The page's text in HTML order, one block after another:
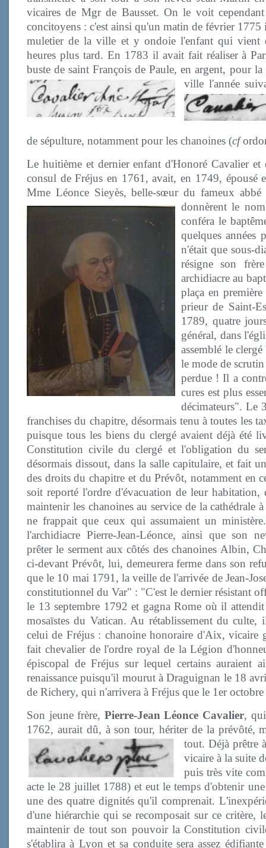
vicaires de Mgr de Bausset. On le voit
concitoyens : c'est ainsi qu'un matin de février
muletier de la ville et y ondoie l'enfant qui vient
heures plus tard. En 1783 il avait fait réaliser à
buste de saint François de Paule, en argent, pour
ville l'année
de sépulture, notamment pour les chanoines (cf
Le huitième et dernier enfant d'Honoré Cavalier
consul de Fréjus en 1761, avait, en 1749, épousé
Mme Léonce Sieyès, belle-sœur du fameux
donnèrent le
conféra le
quelques années
n'était que sous-
résigne son
archidiacre au
plaça en
prieur de Saint-
1789, quatre
général, dans
assemblé le
le mode de
perdue ! Il a
cures est plus
décimateurs". Le
franchises du chapitre, désormais tenu à toutes
puisque tous les biens du clergé avaient déjà été
Constitution civile du clergé et l'obligation du
désormais dissout, dans la salle capitulaire, et fait
des droits du chapitre et du Prévôt, notamment en
soit reporté l'ordre d'évacuation de leur
maintenir les chanoines au service de la
ne frappait que ceux qui assumaient un
l'archidiacre Pierre-Jean-Léonce, ainsi que son
prêter le serment aux côtés des chanoines Albin,
ci-devant Prévôt, lui, demeurera ferme dans son
que le 10 mai 1791, la veille de l'arrivée de Jean-
constitutionnel du Var" : "C'est le dernier résistant
le 13 septembre 1792 et gagna Rome où il
mosaïstes du Vatican. Au rétablissement du
celui de Fréjus : chanoine honoraire d'Aix, vicaire
fait chevalier de l'ordre royal de la Légion
épiscopal de Fréjus sur lequel certains auraient
renaissance puisqu'il mourut à Draguignan le 18
de Richery, qui n'arrivera à Fréjus que le 1er
Son jeune frère, Pierre-Jean Léonce Cavalier,
1762, aurait dû, à son tour, hériter de la prévôté,
tout. Déjà prêtre
vicaire à la suite
puis très vite
acte le 28 juillet 1788) et eut le temps d'obtenir
une des quatre dignités qu'il comprenait.
d'une hiérarchie qui se recomposait sur ce
maintenir de tout son pouvoir la Constitution
s'établira à Lyon et sa conduite sera assez